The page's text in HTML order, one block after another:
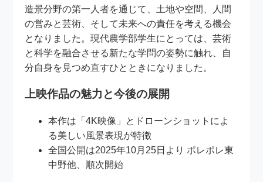
造景分野の第一人者を通じて、土地や空間、人間
の営みと芸術、そして未来への責任を考える機会
となりました。現代農学部学生にとっては、芸術
と科学を融合させる新たな学問の姿勢に触れ、自
分自身を見つめ直すひとときになりました。
上映作品の魅力と今後の展開
本作は「4K映像」とドローンショットによ
る美しい風景表現が特徴
全国公開は2025年10月25日より ポレポレ東
中野他、順次開始